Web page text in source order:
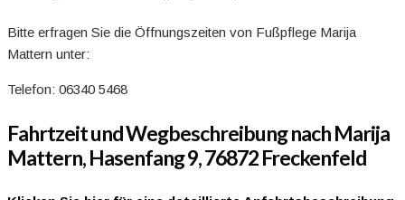
Bitte erfragen Sie die Öffnungszeiten von Fußpflege Marija
Mattern unter:
Telefon: 06340 5468
Fahrtzeit und Wegbeschreibung nach Marija
Mattern, Hasenfang 9, 76872 Freckenfeld